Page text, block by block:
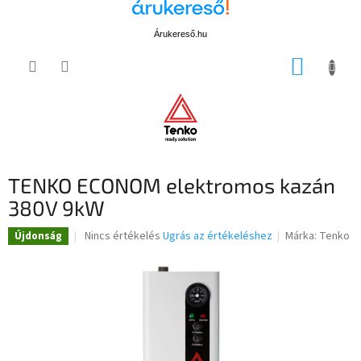
Árukereső.hu
KOSÁR
TENKO ECONOM elektromos kazán
380V 9kW
Újdonság
A
Nincs értékelés Ugrás az értékeléshez Márka: Tenko